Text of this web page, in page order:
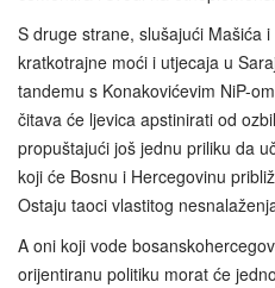
S druge strane, slušajući Mašića
kratkotrajne moći i utjecaja u
tandemu s Konakovićevim NiP-
čitava će ljevica apstinirati od
propuštajući još jednu priliku da
koji će Bosnu i Hercegovinu
Ostaju taoci vlastitog
A oni koji vode
orijentiranu politiku morat će